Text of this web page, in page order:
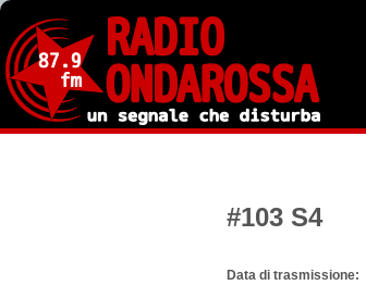
Salta
contenuto
principale
#103 S4
Data di trasmissione